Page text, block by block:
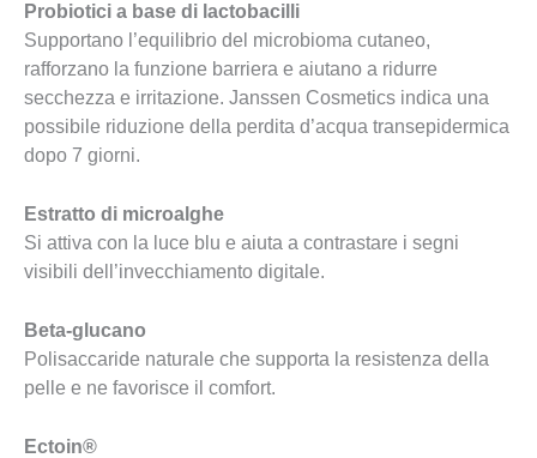
Probiotici a base di lactobacilli
Supportano l’equilibrio del microbioma cutaneo,
rafforzano la funzione barriera e aiutano a ridurre
secchezza e irritazione. Janssen Cosmetics indica una
possibile riduzione della perdita d’acqua transepidermica
dopo 7 giorni.
Estratto di microalghe
Si attiva con la luce blu e aiuta a contrastare i segni
visibili dell’invecchiamento digitale.
Beta-glucano
Polisaccaride naturale che supporta la resistenza della
pelle e ne favorisce il comfort.
Ectoin®